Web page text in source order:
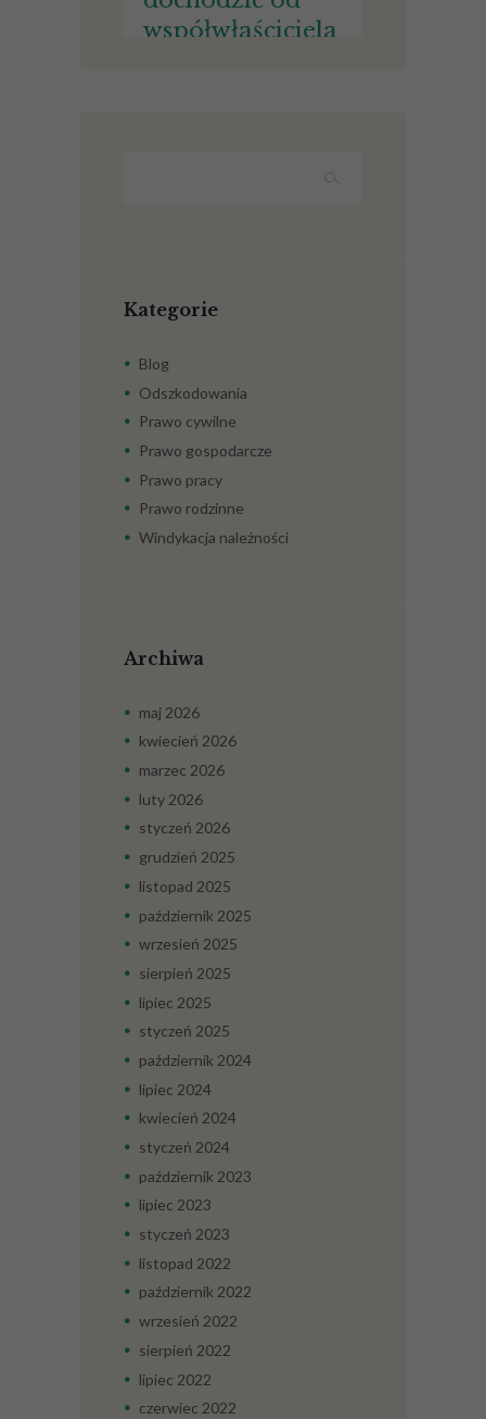
współwłaściciela
Kategorie
Blog
Odszkodowania
Prawo cywilne
Prawo gospodarcze
Prawo pracy
Prawo rodzinne
Windykacja należności
Archiwa
maj 2026
kwiecień 2026
marzec 2026
luty 2026
styczeń 2026
grudzień 2025
listopad 2025
październik 2025
wrzesień 2025
sierpień 2025
lipiec 2025
styczeń 2025
październik 2024
lipiec 2024
kwiecień 2024
styczeń 2024
październik 2023
lipiec 2023
styczeń 2023
listopad 2022
październik 2022
wrzesień 2022
sierpień 2022
lipiec 2022
czerwiec 2022